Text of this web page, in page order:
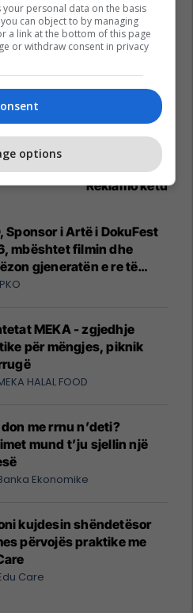
Reklamo këtu
Sponsor i Artë i DokuFest
mbështet filmin dhe
gjeneratën e re të
MEKA - zgjedhje
për mëngjes, piknik
HALAL FOOD
me rrnu n’deti?
mund t’ju sjellin një
Ekonomike
kujdesin shëndetësor
përvojës praktike me
Care
personal data on the basis
can object to by managing
a link at the bottom of this page
or withdraw consent in privacy
options